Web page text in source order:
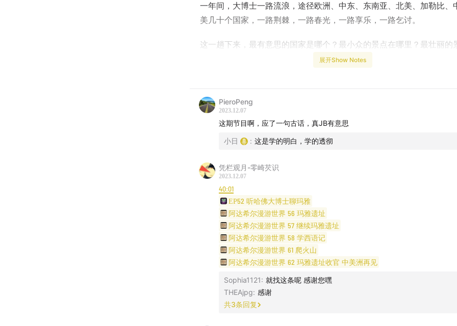
一年间，大博士一路流浪，途径欧洲、中东、东南亚、北美、加勒比、
美几十个国家，一路荆棘，一路春光，一路享乐，一路乞讨。
这一趟下来，最有意思的国家是哪个？最小众的景点在哪里？最壮丽的
壮？最失望的国家有多失？最遗憾的事有多憾？最后悔的事有多悔？最
俗语言的瞎聊，希望大家听的开心。
想了解张湛更多乱七八糟的事儿，请关注他的微信公号：阿达希尔的漫
01.园园 - 漫步人生路（口琴）
02.园园 - 故乡的云（口琴）
/ 张湛做客日谈的往期节目 /
vol.185 听哈佛博士讲伊朗
vol.287 哈佛大博士东南亚流亡记
展开Show Notes
PieroPeng
2023.12.07
这期节目啊，应了一句古话，真JB有意思
小日 : 这是学的明白，学的透彻
凭栏观月-零崎芡识
2023.12.07
40:01
EP52 听哈佛大博士聊玛雅
阿达希尔漫游世界 56 玛雅遗址
阿达希尔漫游世界 57 继续玛雅遗址
阿达希尔漫游世界 58 学西语记
阿达希尔漫游世界 61 爬火山
阿达希尔漫游世界 62 玛雅遗址收官 中美洲再见
Sophia1121: 就找这条呢 感谢您嘿
THEAjpg: 感谢
共3条回复